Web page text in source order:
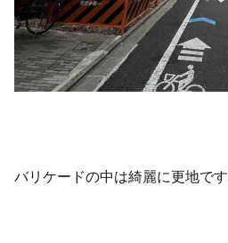
バリケードの中は綺麗に更地です